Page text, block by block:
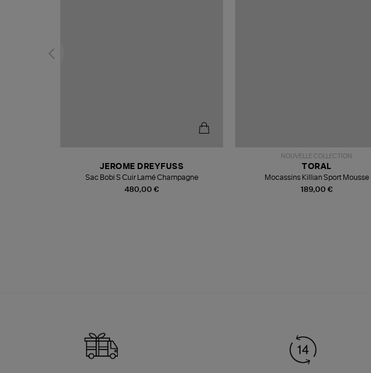
480,00 €
JEROME DREYFUSS
Sac Bobi S Cuir Lamé Champagne
NOUVELLE COLLECTION
189,00 €
TORAL
Mocassins Killian Sport Mousse